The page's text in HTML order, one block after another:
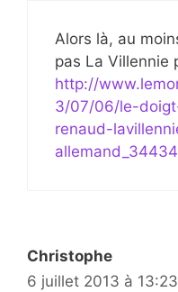
Alors là, au
pas La Villennie
http://
3/07/06/le-
renaud-
Christophe
6 juillet 2013 à 13:23